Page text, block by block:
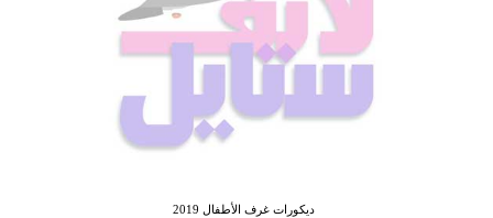
ديكورات غرف الأطفال 2019